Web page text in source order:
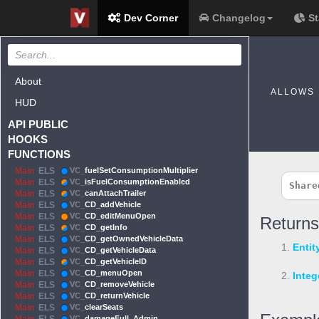
Dev Corner Changelog
About
HUD
API PUBLIC
HOOKS
FUNCTIONS
Main ELS VC_ fuelSetConsumptionMultiplier
Main ELS VC_ isFuelConsumptionEnabled
Main ELS VC_ canAttachTrailer
Main ELS VC_ CD_addVehicle
Main ELS VC_ CD_editMenuOpen
Main ELS VC_ CD_getInfo
Main ELS VC_ CD_getOwnedVehicleData
Main ELS VC_ CD_getVehicleData
Main ELS VC_ CD_getVehicleID
Main ELS VC_ CD_menuOpen
Main ELS VC_ CD_removeVehicle
Main ELS VC_ CD_returnVehicle
Main ELS VC_ clearSeats
ALLOWS
Returns
1.
2.